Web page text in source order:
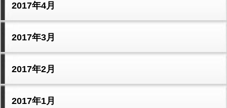
2017年4月
2017年3月
2017年2月
2017年1月